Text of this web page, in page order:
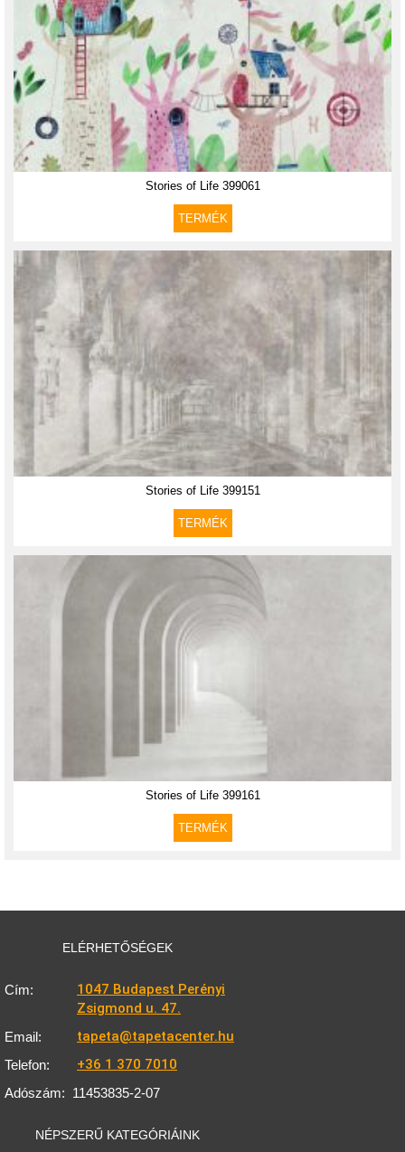
Stories of Life 399061
TERMÉK
Stories of Life 399151
TERMÉK
Stories of Life 399161
TERMÉK
ELÉRHETŐSÉGEK
Cím:
1047 Budapest Perényi
Zsigmond u. 47.
Email: tapeta@tapetacenter.hu
Telefon: +36 1 370 7010
Adószám: 11453835-2-07
NÉPSZERŰ KATEGÓRIÁINK